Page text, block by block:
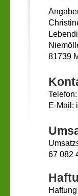
81739
E-Mail:
67 082